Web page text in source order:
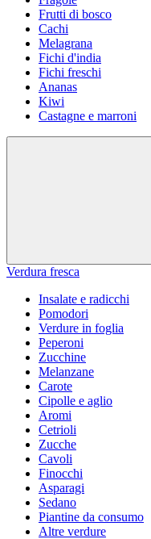
Frutti di bosco
Cachi
Melagrana
Fichi d'india
Fichi freschi
Ananas
Kiwi
Castagne e marroni
Verdura fresca
Insalate e radicchi
Pomodori
Verdure in foglia
Peperoni
Zucchine
Melanzane
Carote
Cipolle e aglio
Aromi
Cetrioli
Zucche
Cavoli
Finocchi
Asparagi
Sedano
Piantine da consumo
Altre verdure